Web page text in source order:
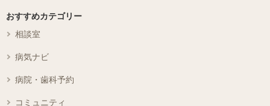
おすすめカテゴリー
相談室
病気ナビ
病院・歯科予約
コミュニティ